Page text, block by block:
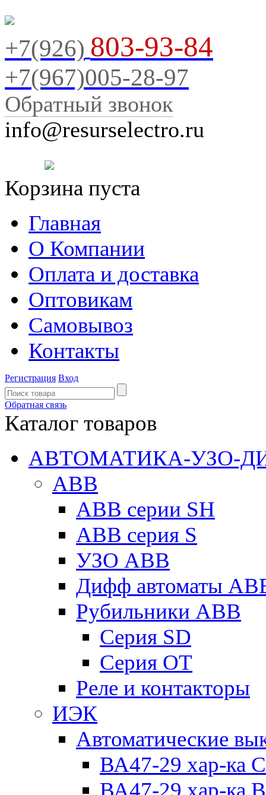
+7(926) 803-93-84
+7(967)005-28-97
Обратный звонок
info@resurselectro.ru
Корзина пуста
Главная
О Компании
Оплата и доставка
Оптовикам
Самовывоз
Контакты
Регистрация Вход
Обратная связь
Каталог товаров
АВТОМАТИКА-УЗО-
ABB
ABB серии SH
ABB серия S
УЗО ABB
Дифф автоматы
Рубильники ABB
Серия SD
Серия ОТ
Реле и контакторы
ИЭК
Автоматические
ВА47-29 хар-ка C
ВА47-29 хар-ка B